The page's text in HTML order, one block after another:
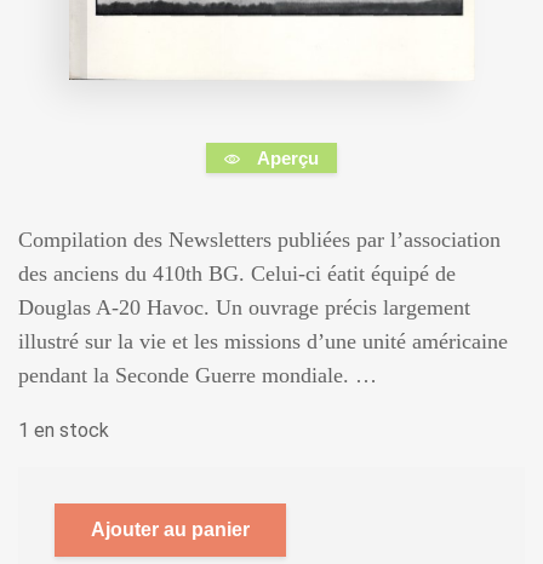
Aperçu
Compilation des Newsletters publiées par l’association
des anciens du 410th BG. Celui-ci éatit équipé de
Douglas A-20 Havoc. Un ouvrage précis largement
illustré sur la vie et les missions d’une unité américaine
pendant la Seconde Guerre mondiale. …
1 en stock
Ajouter au panier